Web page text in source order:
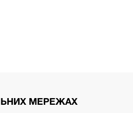
МЕРЕЖАХ